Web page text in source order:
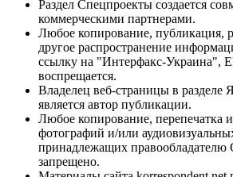
Раздел Спецпроекты создается
коммерческими партнерами.
Любое копирование, публикация,
другое распространение
ссылку на "Интерфакс-Украина",
воспрещается.
Владелец веб-страницы в разделе
является автор публикации.
Любое копирование, перепечатка
фотографий и/или
принадлежащих правообладателю
запрещено.